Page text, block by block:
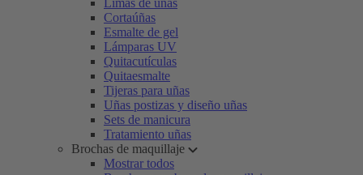
Limas de uñas
Cortaúñas
Esmalte de gel
Lámparas UV
Quitacutículas
Quitaesmalte
Tijeras para uñas
Uñas postizas y diseño uñas
Sets de manicura
Tratamiento uñas
Brochas de maquillaje
Mostrar todos